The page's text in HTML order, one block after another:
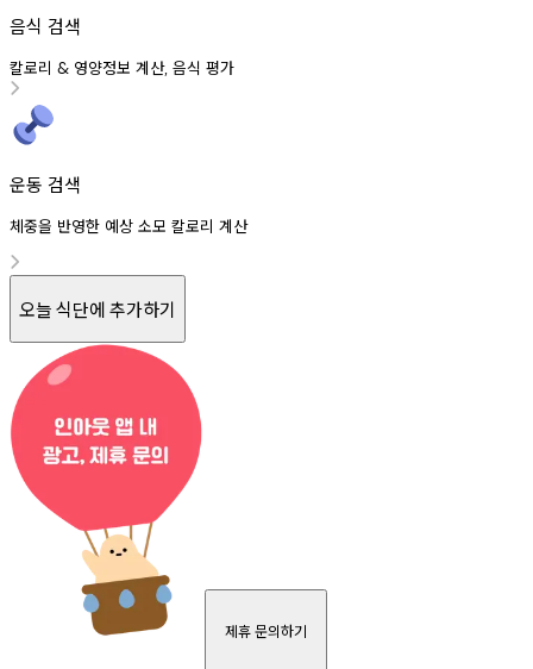
음식 검색
칼로리 & 영양정보 계산, 음식 평가
운동 검색
체중을 반영한 예상 소모 칼로리 계산
오늘 식단에 추가하기
제휴 문의하기